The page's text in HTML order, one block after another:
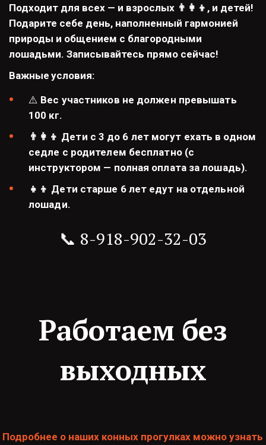
Подходит для всех — и взрослых 👨‍👩‍👦, и детей!
Подарите себе день, наполненный гармонией
природы и общением с благородными
лошадьми. Записывайтесь прямо сейчас!
Важные условия:
⚠️ Вес участников не должен превышать
100 кг.
👨‍👩‍👦 Дети с 3 до 6 лет могут ехать в одном
седле с родителем бесплатно (с
инструктором — полная оплата за лошадь).
👧👦 Дети старше 6 лет едут на отдельной
лошади.
📞 8-918-902-32-03
Работаем без
выходных